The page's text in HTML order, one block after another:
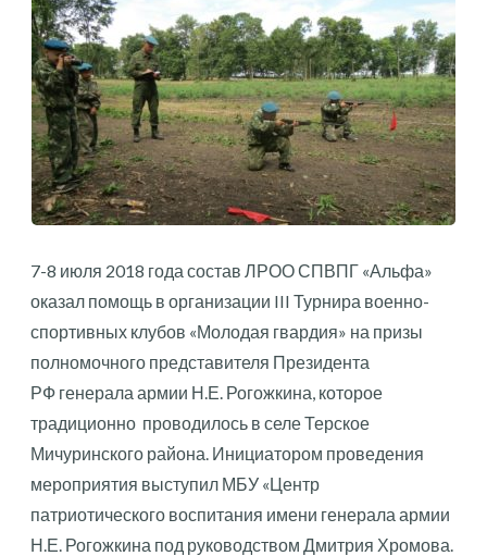
7-8 июля 2018 года состав ЛРОО СПВПГ «Альфа»
оказал помощь в организации III Турнира военно-
спортивных клубов «Молодая гвардия» на призы
полномочного представителя Президента
РФ генерала армии Н.Е. Рогожкина, которое
традиционно проводилось в селе Терское
Мичуринского района. Инициатором проведения
мероприятия выступил МБУ «Центр
патриотического воспитания имени генерала армии
Н.Е. Рогожкина под руководством Дмитрия Хромова.